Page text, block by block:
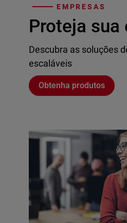
EMPRESAS
Proteja sua
Descubra as soluções
escaláveis
Obtenha produtos